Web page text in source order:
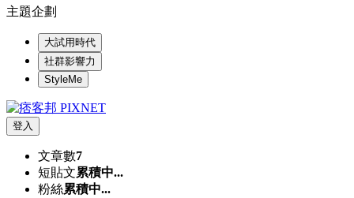
主題企劃
大試用時代
社群影響力
StyleMe
登入
文章數7
短貼文累積中...
粉絲累積中...